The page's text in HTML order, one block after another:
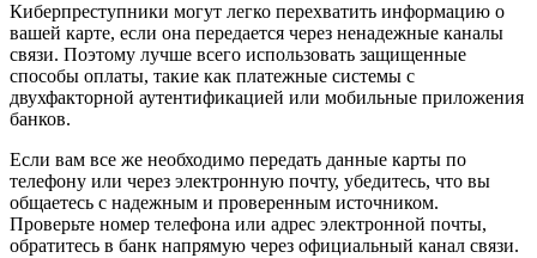
Киберпреступники могут легко перехватить информацию о
вашей карте, если она передается через ненадежные каналы
связи. Поэтому лучше всего использовать защищенные
способы оплаты, такие как платежные системы с
двухфакторной аутентификацией или мобильные приложения
банков.
Если вам все же необходимо передать данные карты по
телефону или через электронную почту, убедитесь, что вы
общаетесь с надежным и проверенным источником.
Проверьте номер телефона или адрес электронной почты,
обратитесь в банк напрямую через официальный канал связи.